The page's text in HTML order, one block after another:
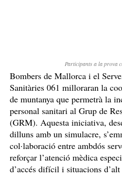
Participants a la prova
Bombers de Mallorca i el
Sanitàries 061 milloraran la
de muntanya que permetrà la
personal sanitari al Grup de
(GRM). Aquesta iniciativa,
dilluns amb un simulacre,
col·laboració entre ambdós
reforçar l’atenció mèdica
d’accés difícil i situacions